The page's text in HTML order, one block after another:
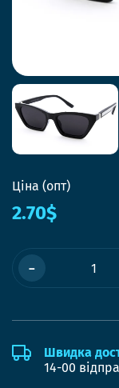
Ціна (опт)
2.70$
-
Швидка
14-00